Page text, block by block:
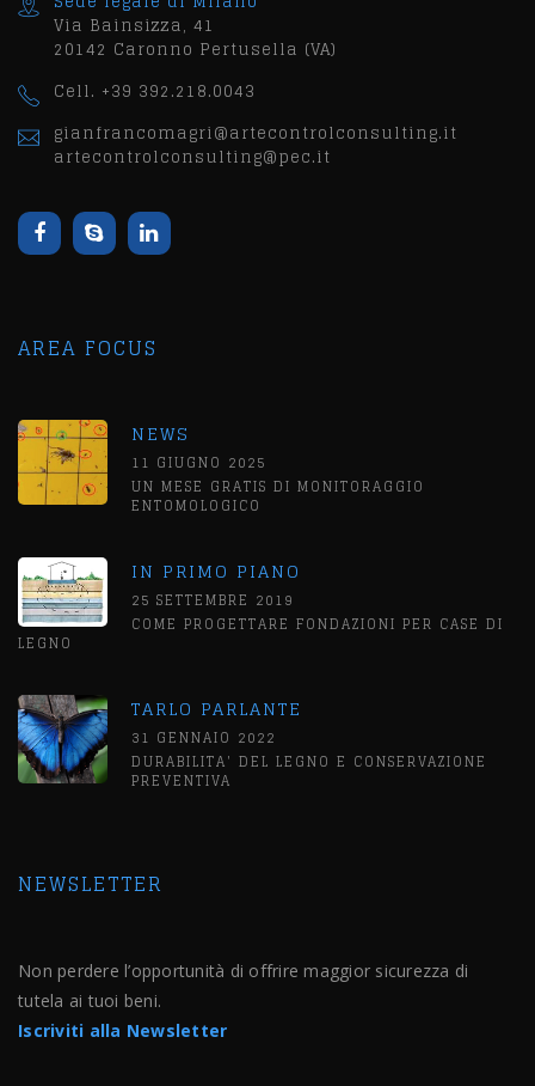
Via Bainsizza, 41
20142 Caronno Pertusella (VA)
Cell. +39 392.218.0043
gianfrancomagri@artecontrolconsulting.it
artecontrolconsulting@pec.it
AREA FOCUS
NEWS
11 GIUGNO 2025
UN MESE GRATIS DI MONITORAGGIO
ENTOMOLOGICO
IN PRIMO PIANO
25 SETTEMBRE 2019
COME PROGETTARE FONDAZIONI PER CASE DI
LEGNO
TARLO PARLANTE
31 GENNAIO 2022
DURABILITA' DEL LEGNO E CONSERVAZIONE
PREVENTIVA
NEWSLETTER
Non perdere l’opportunità di offrire maggior sicurezza di
tutela ai tuoi beni.
Iscriviti alla Newsletter